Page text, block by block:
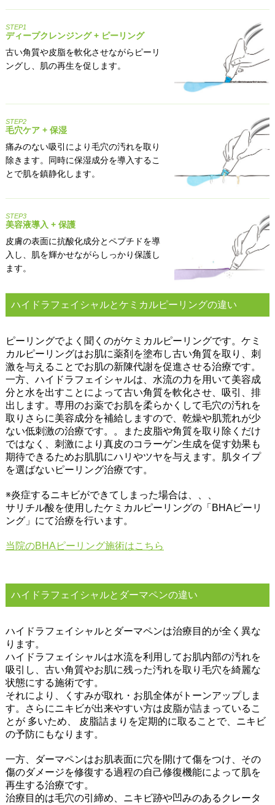
STEP1
ディープクレンジング + ピーリング
古い角質や皮脂を軟化させながらピーリ
ングし、肌の再生を促します。
STEP2
毛穴ケア + 保湿
痛みのない吸引により毛穴の汚れを取り
除きます。同時に保湿成分を導入するこ
とで肌を鎮静化します。
STEP3
美容液導入 + 保護
皮膚の表面に抗酸化成分とペプチドを導
入し、肌を輝かせながらしっかり保護し
ます。
ハイドラフェイシャルとケミカルピーリングの違い
ピーリングでよく聞くのがケミカルピーリングです。ケミ
カルピーリングはお肌に薬剤を塗布し古い角質を取り、刺
激を与えることでお肌の新陳代謝を促進させる治療です。
一方、ハイドラフェイシャルは、水流の力を用いて美容成
分と水を出すことによって古い角質を軟化させ、吸引、排
出します。専用のお薬でお肌を柔らかくして毛穴の汚れを
取りさらに美容成分を補給しますので、乾燥や肌荒れが少
ない低刺激の治療です。。また皮脂や角質を取り除くだけ
ではなく、刺激により真皮のコラーゲン生成を促す効果も
期待できるためお肌肌にハリやツヤを与えます。肌タイプ
を選ばないピーリング治療です。
※炎症するニキビができてしまった場合は、、、
サリチル酸を使用したケミカルピーリングの「BHAピーリ
ング」にて治療を行います。
当院のBHAピーリング施術はこちら
ハイドラフェイシャルとダーマペンの違い
ハイドラフェイシャルとダーマペンは治療目的が全く異な
ります。
ハイドラフェイシャルは水流を利用してお肌内部の汚れを
吸引し、古い角質やお肌に残った汚れを取り毛穴を綺麗な
状態にする施術です。
それにより、くすみが取れ・お肌全体がトーンアップしま
す。さらにニキビが出来やすい方は皮脂が詰まっているこ
とが 多いため、 皮脂詰まりを定期的に取ることで、ニキビ
の予防にもなります。
一方、ダーマペンはお肌表面に穴を開けて傷をつけ、その
傷のダメージを修復する過程の自己修復機能によって肌を
再生する治療です。
治療目的は毛穴の引締め、ニキビ跡や凹みのあるクレータ